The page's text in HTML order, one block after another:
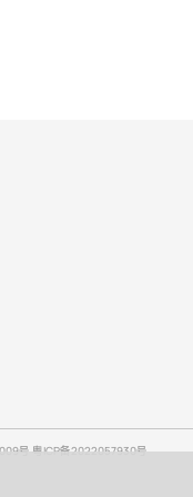
号 粤ICP备2022057930号